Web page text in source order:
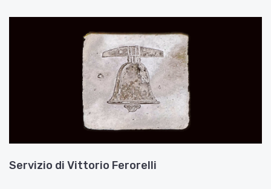
Servizio di Vittorio Ferorelli